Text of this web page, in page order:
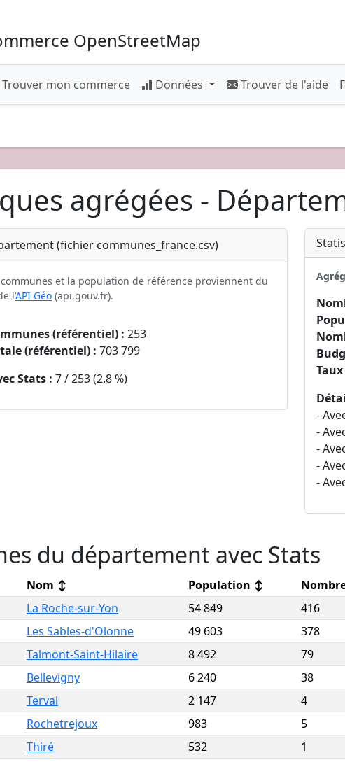
OpenStreetMap
Trouver mon commerce Données Trouver de l'aide
agrégées -
(fichier communes_france.csv)
et la population de référence proviennent du
l’API Géo (api.gouv.fr).
(référentiel) : 253
(référentiel) : 703 799
Stats : 7 / 253 (2.8 %)
-
-
-
-
-
du département avec Stats
Nom ↕ Population ↕
La Roche-sur-Yon 54 849 416
Les Sables-d'Olonne 49 603 378
Talmont-Saint-Hilaire 8 492 79
Bellevigny 6 240 38
Terval 2 147 4
Rochetrejoux 983 5
Thiré 532 1